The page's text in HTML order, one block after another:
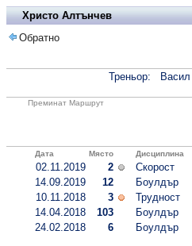
Христо Алтънчев
Обратно
Треньор: Васил
Преминат Маршрут
Дата Място Дисциплина
02.11.2019 2 Скорост
14.09.2019
12 Боулдър
10.11.2018
3 Трудност
14.04.2018
103 Боулдър
24.02.2018
6 Боулдър